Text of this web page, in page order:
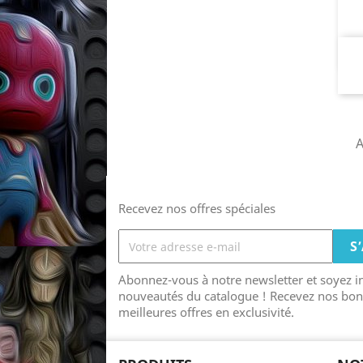
Recevez nos offres spéciales
Abonnez-vous à notre newsletter et soyez
nouveautés du catalogue ! Recevez nos
meilleures offres en exclusivité.